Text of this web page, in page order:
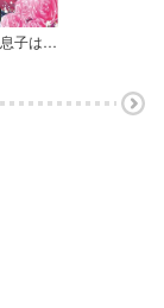
騎士団長の息子は悪役令嬢を溺愛する（コミック）